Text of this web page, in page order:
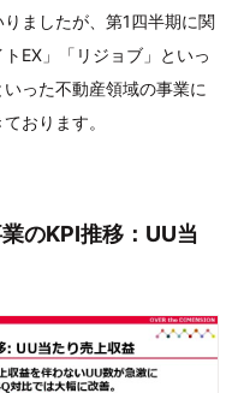
ましたが、第1四半期に関
EX」「リジョブ」といっ
った不動産領域の事業に
おります。
のKPI推移：UU当